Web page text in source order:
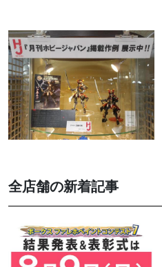
全店舗の新着記事